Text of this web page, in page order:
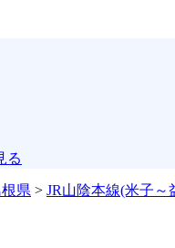
る
県 > JR山陰本線(米子～